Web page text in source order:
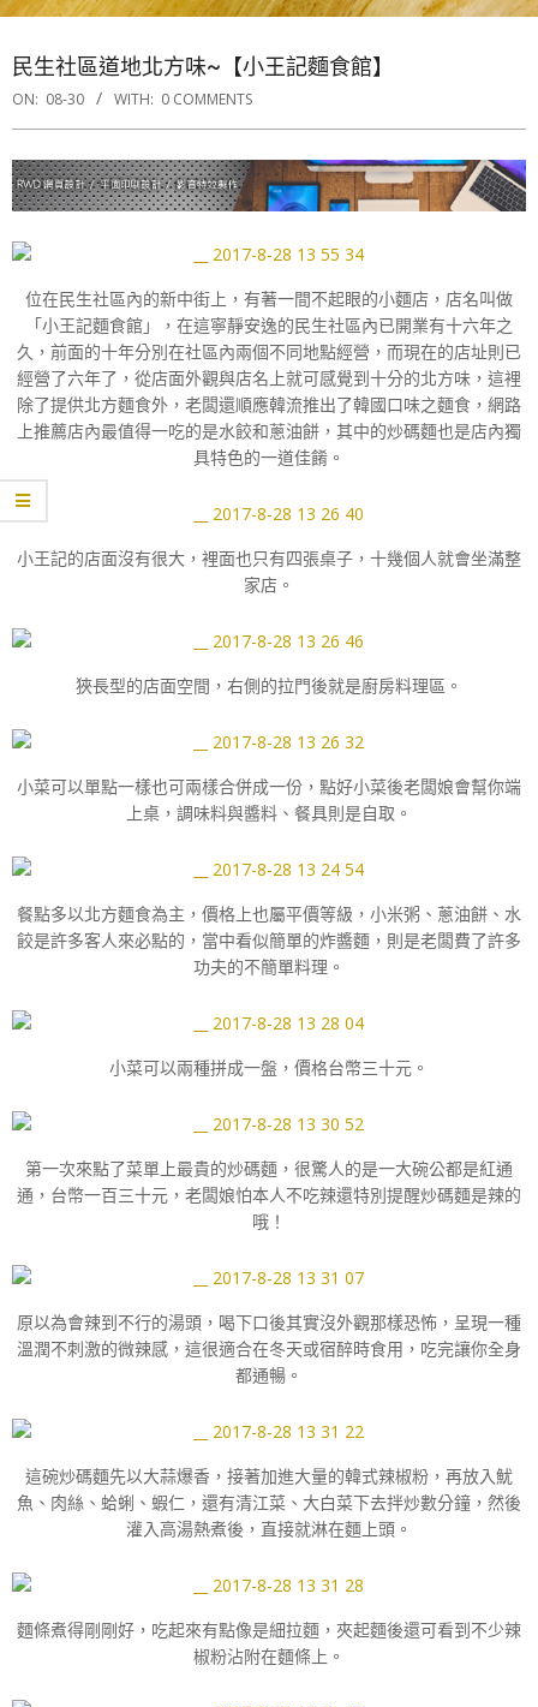
民生社區道地北方味~【小王記麵食館】
ON: 08-30 WITH: 0 COMMENTS
位在民生社區內的新中街上，有著一間不起眼的小麵店，店名叫做
「小王記麵食館」，在這寧靜安逸的民生社區內已開業有十六年之
久，前面的十年分別在社區內兩個不同地點經營，而現在的店址則已
經營了六年了，從店面外觀與店名上就可感覺到十分的北方味，這裡
除了提供北方麵食外，老闆還順應韓流推出了韓國口味之麵食，網路
上推薦店內最值得一吃的是水餃和蔥油餅，其中的炒碼麵也是店內獨
具特色的一道佳餚。
小王記的店面沒有很大，裡面也只有四張桌子，十幾個人就會坐滿整
家店。
狹長型的店面空間，右側的拉門後就是廚房料理區。
小菜可以單點一樣也可兩樣合併成一份，點好小菜後老闆娘會幫你端
上桌，調味料與醬料、餐具則是自取。
餐點多以北方麵食為主，價格上也屬平價等級，小米粥、蔥油餅、水
餃是許多客人來必點的，當中看似簡單的炸醬麵，則是老闆費了許多
功夫的不簡單料理。
小菜可以兩種拼成一盤，價格台幣三十元。
第一次來點了菜單上最貴的炒碼麵，很驚人的是一大碗公都是紅通
通，台幣一百三十元，老闆娘怕本人不吃辣還特別提醒炒碼麵是辣的
哦！
原以為會辣到不行的湯頭，喝下口後其實沒外觀那樣恐怖，呈現一種
溫潤不刺激的微辣感，這很適合在冬天或宿醉時食用，吃完讓你全身
都通暢。
這碗炒碼麵先以大蒜爆香，接著加進大量的韓式辣椒粉，再放入魷
魚、肉絲、蛤蜊、蝦仁，還有清江菜、大白菜下去拌炒數分鐘，然後
灌入高湯熱煮後，直接就淋在麵上頭。
麵條煮得剛剛好，吃起來有點像是細拉麵，夾起麵後還可看到不少辣
椒粉沾附在麵條上。